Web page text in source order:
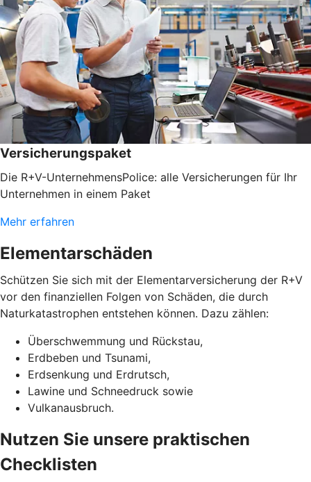
Versicherungspaket
Die R+V-UnternehmensPolice: alle Versicherungen für Ihr
Unternehmen in einem Paket
Mehr erfahren
Elementarschäden
Schützen Sie sich mit der Elementarversicherung der R+V
vor den finanziellen Folgen von Schäden, die durch
Naturkatastrophen entstehen können. Dazu zählen:
Überschwemmung und Rückstau,
Erdbeben und Tsunami,
Erdsenkung und Erdrutsch,
Lawine und Schneedruck sowie
Vulkanausbruch.
Nutzen Sie unsere praktischen
Checklisten